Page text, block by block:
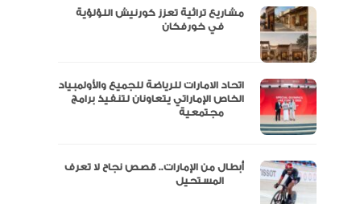
مشاريع تراثية تعزز كورنيش اللؤلؤية
اتحاد الامارات للرياضة للجميع والأولمبياد
الخاص الإماراتي يتعاونان لتنفيذ برامج
أبطال من الإمارات.. قصص نجاح لا تعرف